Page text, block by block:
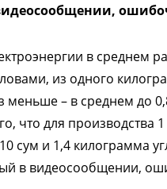
в среднем
из одного
меньше – в среднем до
что для производства 1
сум и 1,4 килограмма
в видеосообщении,